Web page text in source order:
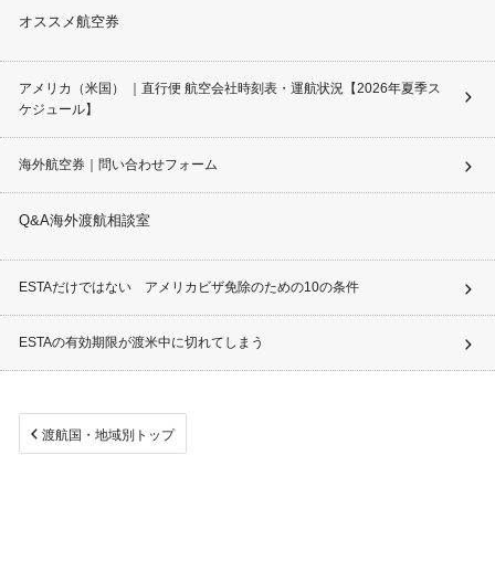
オススメ航空券
アメリカ（米国） ｜直行便 航空会社時刻表・運航状況【2026年夏季ス
ケジュール】
海外航空券｜問い合わせフォーム
Q&A海外渡航相談室
ESTAだけではない アメリカビザ免除のための10の条件
ESTAの有効期限が渡米中に切れてしまう
渡航国・地域別トップ